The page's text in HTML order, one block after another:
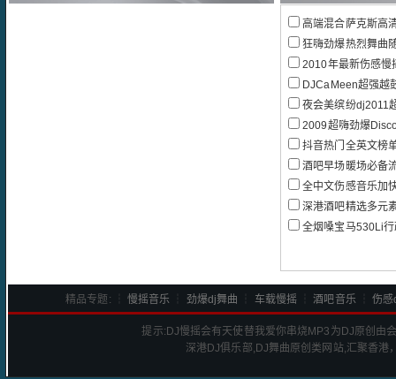
高端混合萨克斯高清
狂嗨劲爆热烈舞曲
2010年最新伤感慢
DJCaMeen超强越鼓
夜会美缤纷dj2011
2009超嗨劲爆Disco
抖音热门全英文榜单
酒吧早场暖场必备
全中文伤感音乐加
深港酒吧精选多元素重低
全烟嗓宝马530Li行政豪华
精品专题: ┆ 慢摇音乐 劲爆dj舞曲 车载慢摇 ┆酒吧音乐┆伤感
提示: DJ慢摇会有天使替我爱你串烧MP3为DJ原创由
深港DJ俱乐部,DJ舞曲原创类网站,汇聚香港